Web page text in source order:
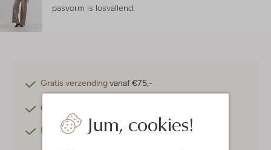
Jum, cookies!
pasvorm is losvallend
Gratis verzendingvanaf €75,-
Gratis retourneren
Betaal achterafmet Klarna